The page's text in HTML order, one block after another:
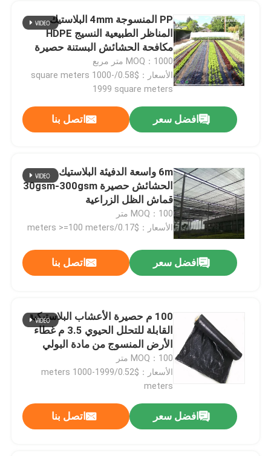
المنتجات
PP المنسوجة 4mm البلاستيك
المناظر الطبيعية النسيج HDPE
مكافحة الحشائش البستنة حصيرة
MOQ：1000 متر مربع
الأسعار：$0.58/square meters 1000-
1999 square meters
افضل سعر اتصل بنا
6m واسعة الدفيئة البلاستيك
الحشائش حصيرة 30gsm-300gsm
قماش الظل الزراعية
MOQ：100 متر
الأسعار：$0.17/meters >=100 meters
افضل سعر اتصل بنا
100 م حصيرة الأعشاب البلاستيكية
القابلة للتحلل الحيوي 3.5 م غطاء
الأرض المنسوج من مادة البولي
بروبيلين
MOQ：100 متر
الأسعار：$0.52/meters 1000-1999
meters
افضل سعر اتصل بنا